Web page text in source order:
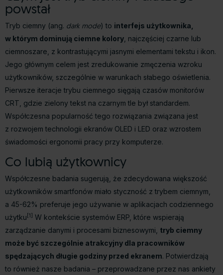
powstał
Tryb ciemny (ang. dark mode) to interfejs użytkownika,
w którym dominują ciemne kolory , najczęściej czarne lub
ciemnoszare, z kontrastującymi jasnymi elementami tekstu i ikon.
Jego głównym celem jest zredukowanie zmęczenia wzroku
użytkowników, szczególnie w warunkach słabego oświetlenia.
Pierwsze iteracje trybu ciemnego sięgają czasów monitorów
CRT, gdzie zielony tekst na czarnym tle był standardem.
Współczesna popularność tego rozwiązania związana jest
z rozwojem technologii ekranów OLED i LED oraz wzrostem
świadomości ergonomii pracy przy komputerze.
Co lubią użytkownicy
Współczesne badania sugerują, że zdecydowana większość
użytkowników smartfonów miało styczność z trybem ciemnym,
a 45-62% preferuje jego używanie w aplikacjach codziennego
użytku [1] W kontekście systemów ERP, które wspierają
zarządzanie danymi i procesami biznesowymi, tryb ciemny
może być szczególnie atrakcyjny dla pracowników
spędzających długie godziny przed ekranem. Potwierdzają
to również nasze badania – przeprowadzane przez nas ankiety